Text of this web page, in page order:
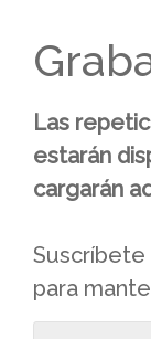
Las
estarán
cargarán
Suscríbete
para